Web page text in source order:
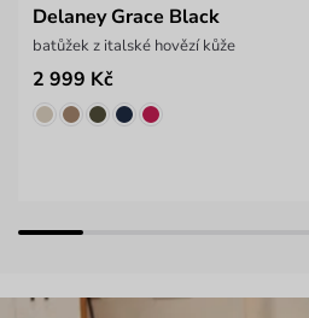
Delaney Grace Black
batůžek z italské hovězí kůže
2 999 Kč